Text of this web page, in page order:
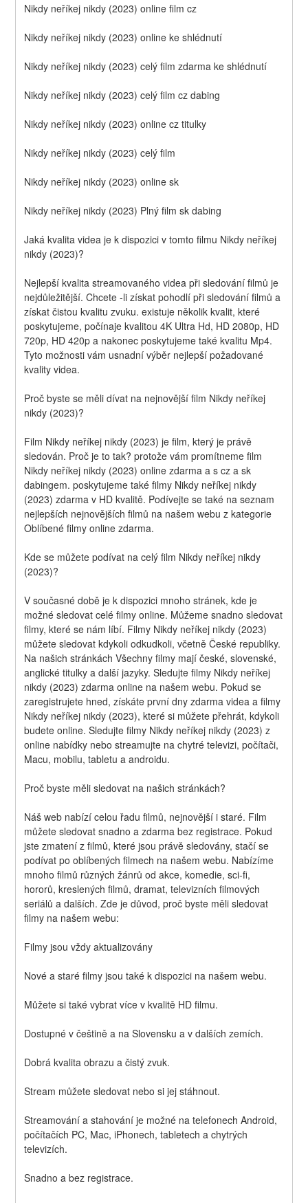
Nikdy neříkej nikdy (2023) online film cz
Nikdy neříkej nikdy (2023) online ke shlédnutí
Nikdy neříkej nikdy (2023) celý film zdarma ke shlédnutí
Nikdy neříkej nikdy (2023) celý film cz dabing
Nikdy neříkej nikdy (2023) online cz titulky
Nikdy neříkej nikdy (2023) celý film
Nikdy neříkej nikdy (2023) online sk
Nikdy neříkej nikdy (2023) Plný film sk dabing
Jaká kvalita videa je k dispozici v tomto filmu Nikdy neříkej
nikdy (2023)?
Nejlepší kvalita streamovaného videa při sledování filmů je
nejdůležitější. Chcete -li získat pohodlí při sledování filmů a
získat čistou kvalitu zvuku. existuje několik kvalit, které
poskytujeme, počínaje kvalitou 4K Ultra Hd, HD 2080p, HD
720p, HD 420p a nakonec poskytujeme také kvalitu Mp4.
Tyto možnosti vám usnadní výběr nejlepší požadované
kvality videa.
Proč byste se měli dívat na nejnovější film Nikdy neříkej
nikdy (2023)?
Film Nikdy neříkej nikdy (2023) je film, který je právě
sledován. Proč je to tak? protože vám promítneme film
Nikdy neříkej nikdy (2023) online zdarma a s cz a sk
dabingem. poskytujeme také filmy Nikdy neříkej nikdy
(2023) zdarma v HD kvalitě. Podívejte se také na seznam
nejlepších nejnovějších filmů na našem webu z kategorie
Oblíbené filmy online zdarma.
Kde se můžete podívat na celý film Nikdy neříkej nikdy
(2023)?
V současné době je k dispozici mnoho stránek, kde je
možné sledovat celé filmy online. Můžeme snadno sledovat
filmy, které se nám líbí. Filmy Nikdy neříkej nikdy (2023)
můžete sledovat kdykoli odkudkoli, včetně České republiky.
Na našich stránkách Všechny filmy mají české, slovenské,
anglické titulky a další jazyky. Sledujte filmy Nikdy neříkej
nikdy (2023) zdarma online na našem webu. Pokud se
zaregistrujete hned, získáte první dny zdarma videa a filmy
Nikdy neříkej nikdy (2023), které si můžete přehrát, kdykoli
budete online. Sledujte filmy Nikdy neříkej nikdy (2023) z
online nabídky nebo streamujte na chytré televizi, počítači,
Macu, mobilu, tabletu a androidu.
Proč byste měli sledovat na našich stránkách?
Náš web nabízí celou řadu filmů, nejnovější i staré. Film
můžete sledovat snadno a zdarma bez registrace. Pokud
jste zmatení z filmů, které jsou právě sledovány, stačí se
podívat po oblíbených filmech na našem webu. Nabízíme
mnoho filmů různých žánrů od akce, komedie, sci-fi,
hororů, kreslených filmů, dramat, televizních filmových
seriálů a dalších. Zde je důvod, proč byste měli sledovat
filmy na našem webu:
Filmy jsou vždy aktualizovány
Nové a staré filmy jsou také k dispozici na našem webu.
Můžete si také vybrat více v kvalitě HD filmu.
Dostupné v češtině a na Slovensku a v dalších zemích.
Dobrá kvalita obrazu a čistý zvuk.
Stream můžete sledovat nebo si jej stáhnout.
Streamování a stahování je možné na telefonech Android,
počítačích PC, Mac, iPhonech, tabletech a chytrých
televizích.
Snadno a bez registrace.